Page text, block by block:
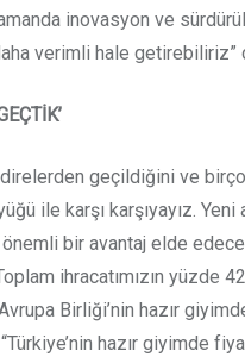
zamanda inovasyon ve
verimli hale getirebiliriz”
geçildiğini ve
ile karşı karşıyayız.
önemli bir avantaj elde
ihracatımızın yüzde
Birliği’nin hazır
hazır giyimde